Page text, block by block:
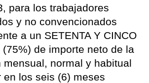
para los trabajadores
y no convencionados
a un SETENTA Y CINCO
(75%) de importe neto de la
mensual, normal y habitual
en los seis (6) meses